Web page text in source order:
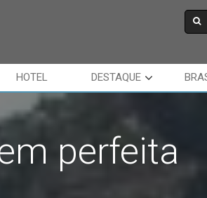
HOTEL DESTAQUE
perfeita